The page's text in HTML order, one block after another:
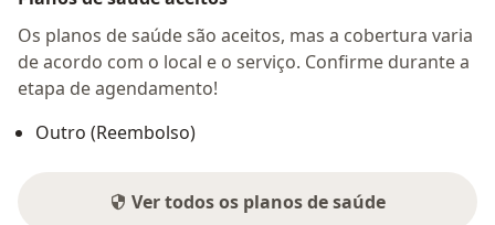
Os planos de saúde são aceitos, mas a cobertura varia
de acordo com o local e o serviço. Confirme durante a
etapa de agendamento!
Outro (Reembolso)
Ver todos os planos de saúde